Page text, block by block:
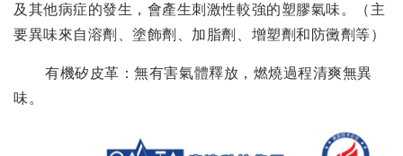
及其他病症的發生，會產生刺激性較強的塑膠氣味。（主
要異味來自溶劑、塗飾劑、加脂劑、增塑劑和防黴劑等）
有機矽皮革：無有害氣體釋放，燃燒過程清爽無異
味。